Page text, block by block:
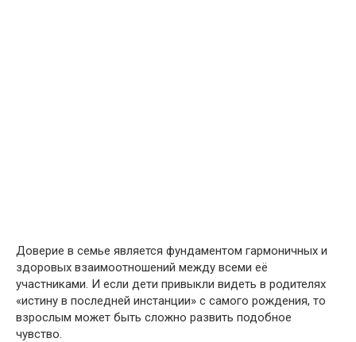
Доверие в семье является фундаментом гармоничных и
здоровых взаимоотношений между всеми её
участниками. И если дети привыкли видеть в родителях
«истину в последней инстанции» с самого рождения, то
взрослым может быть сложно развить подобное
чувство.